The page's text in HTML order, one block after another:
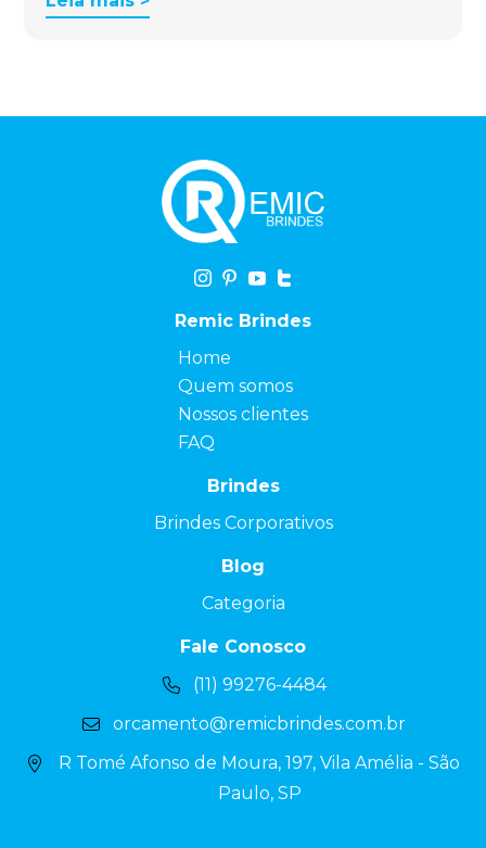
Remic Brindes
Home
Quem somos
Nossos clientes
FAQ
Brindes
Brindes Corporativos
Blog
Categoria
Fale Conosco
(11) 99276-4484
orcamento@remicbrindes.com.br
R Tomé Afonso de Moura, 197, Vila Amélia - São
Paulo, SP